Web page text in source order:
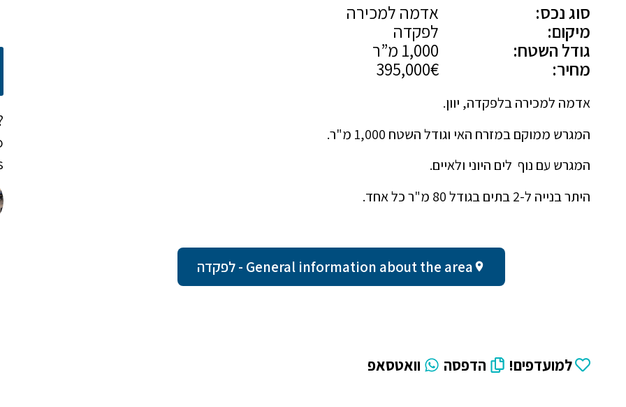
סוג נכס:
אדמה למכירה
מיקום:
לפקדה
גודל השטח:
מחיר:
395,000€
אדמה למכירה בלפקדה, יוון.
המגרש ממוקם במזרח האי וגודל השטח 1,000 מ"ר.
המגרש עם נוף לים היוני ולאיים.
היתר בנייה ל-2 בתים בגודל 80 מ"ר כל אחד.
General information about the area - לפקדה
למועדפים! הדפסה וואטסאפ